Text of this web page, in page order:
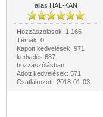
alias HAL-KAN
Hozzászólások: 1 166
Témák: 0
Kapott kedvelések: 971
kedvelés 687
hozzászólásban
Adott kedvelések: 571
Csatlakozott: 2018-01-03